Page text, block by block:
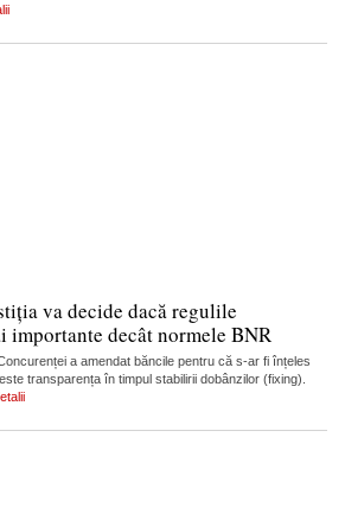
va decide dacă regulile
importante decât normele BNR
a amendat băncile pentru că s-ar fi înțeles
transparența în timpul stabilirii dobânzilor (fixing).